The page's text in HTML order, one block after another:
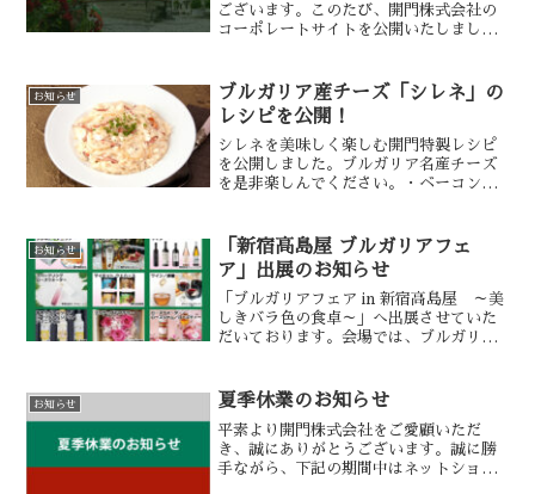
ございます。このたび、開門株式会社の
コーポレートサイトを公開いたしまし
してまいります。「美と健康の国ブルガ
リアの豊かな自然の恵みを、...
お知らせ
ブルガリア産チーズ「シレネ」の
レシピを公開！
シレネを美味しく楽しむ開門特製レシピ
を公開しました。ブルガリア名産チーズ
を是非楽しんでください。・ベーコンと
ッツのシレネヨーグルトソース和え詳し
くは下記ページにて紹介し...
お知らせ
「新宿高島屋 ブルガリアフェ
ア」出展のお知らせ
「ブルガリアフェア in 新宿高島屋 ～美
しきバラ色の食卓～」へ出展させていた
だいております。会場では、ブルガリア
に、本場の味わいをお楽しみください。
■開催概要会場：新宿...
お知らせ 夏季休業のお知らせ
平素より開門株式会社をご愛顧いただ
き、誠にありがとうございます。誠に勝
手ながら、下記の期間中はネットショッ